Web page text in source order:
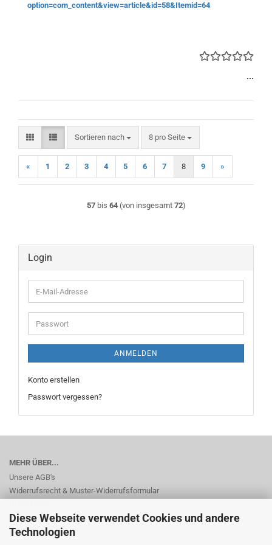
Diese Webseite verwendet Cookies und andere
Technologien
option=com_content&view=article&id=58&Itemid=64
...
Sortieren nach
Sortieren nach 8 pro Seite
pro Seite
« 1 2 3 4 5 6 7 8 9 »
57bis 64(von insgesamt 72)
Login
E-
Mail-
Adresse
Passwort
ANMELDEN
Konto erstellen
Passwort vergessen?
MEHR ÜBER...
Unsere AGB's
Widerrufsrecht & Muster-Widerrufsformular
Privatsphäre und Datenschutz
Cookie Einstellungen